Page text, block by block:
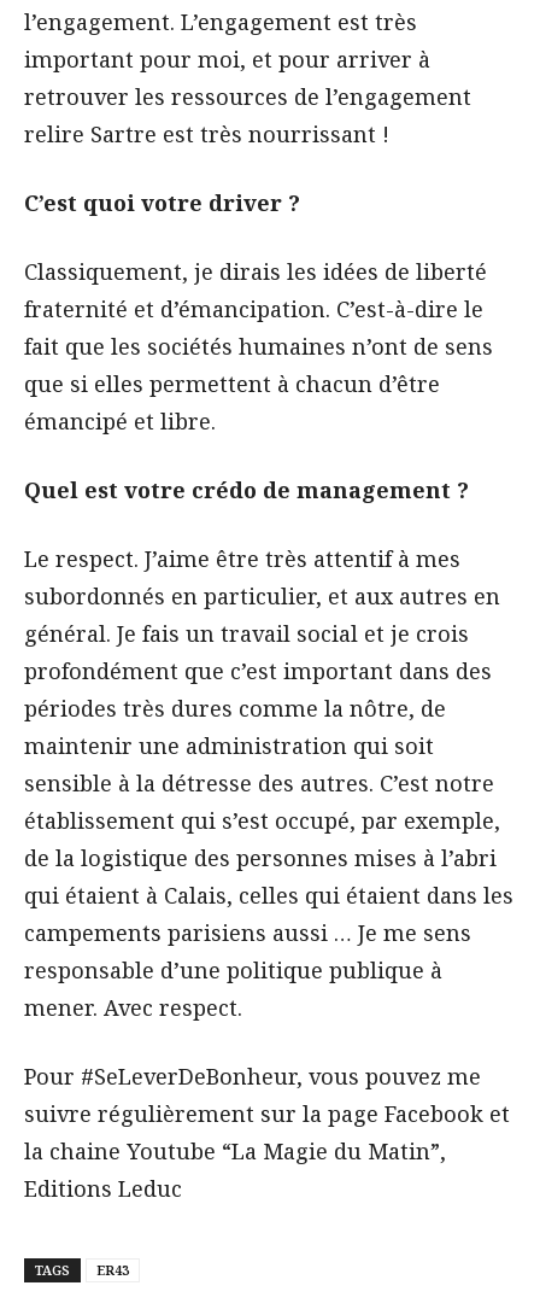
l’engagement. L’engagement est très
important pour moi, et pour arriver à
retrouver les ressources de l’engagement
relire Sartre est très nourrissant !
C’est quoi votre driver ?
Classiquement, je dirais les idées de liberté
fraternité et d’émancipation. C’est-à-dire le
fait que les sociétés humaines n’ont de sens
que si elles permettent à chacun d’être
émancipé et libre.
Quel est votre crédo de management ?
Le respect. J’aime être très attentif à mes
subordonnés en particulier, et aux autres en
général. Je fais un travail social et je crois
profondément que c’est important dans des
périodes très dures comme la nôtre, de
maintenir une administration qui soit
sensible à la détresse des autres. C’est notre
établissement qui s’est occupé, par exemple,
de la logistique des personnes mises à l’abri
qui étaient à Calais, celles qui étaient dans les
campements parisiens aussi … Je me sens
responsable d’une politique publique à
mener. Avec respect.
Pour #SeLeverDeBonheur, vous pouvez me
suivre régulièrement sur la page Facebook et
la chaine Youtube “La Magie du Matin”,
Editions Leduc
TAGS ER43